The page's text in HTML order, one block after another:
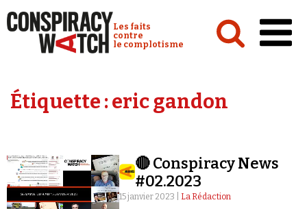
Conspiracy Watch :
Les faits
contre
le complotisme
Analyses
Vidéos
Émissions
Étiquette :eric gandon
🔴 Conspiracy News
#02.2023
15 janvier 2023 | La Rédaction